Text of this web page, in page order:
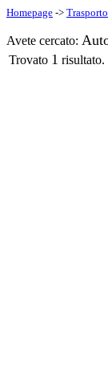
Homepage ->
Avete cercato:
Trovato 1 risultato.